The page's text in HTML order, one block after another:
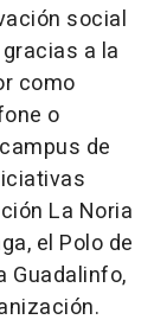
social
a la
como
o
de
La Noria
el Polo de
Guadalinfo,